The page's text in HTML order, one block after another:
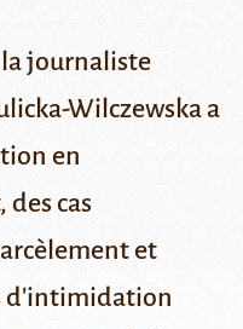
la journaliste
Wilczewska a
en
cas
et
d'intimidation